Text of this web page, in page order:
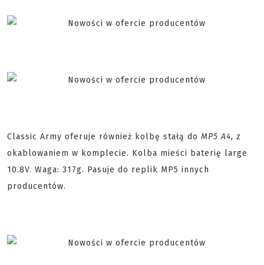
Classic Army oferuje również kolbę stałą do MP5 A4, z
okablowaniem w komplecie. Kolba mieści baterię large
10.8V. Waga: 317g. Pasuje do replik MP5 innych
producentów.